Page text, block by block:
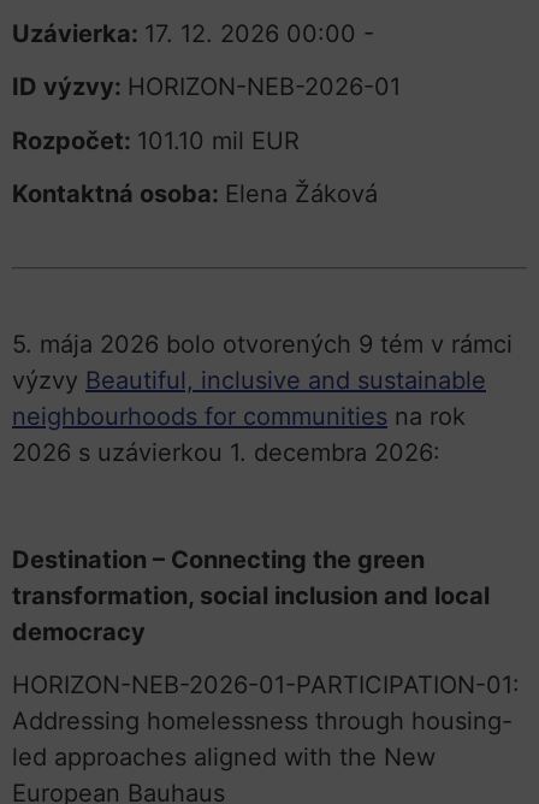
Uzávierka: 17. 12. 2026 00:00 -
ID výzvy: HORIZON-NEB-2026-01
Rozpočet: 101.10 mil EUR
Kontaktná osoba: Elena Žáková
5. mája 2026 bolo otvorených 9 tém v rámci
výzvy Beautiful, inclusive and sustainable
neighbourhoods for communities na rok
2026 s uzávierkou 1. decembra 2026:
Destination – Connecting the green
transformation, social inclusion and local
democracy
HORIZON-NEB-2026-01-PARTICIPATION-01:
Addressing homelessness through housing-
led approaches aligned with the New
European Bauhaus